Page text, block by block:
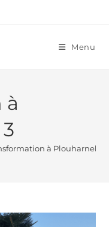
Menu
à
à Plouharnel :